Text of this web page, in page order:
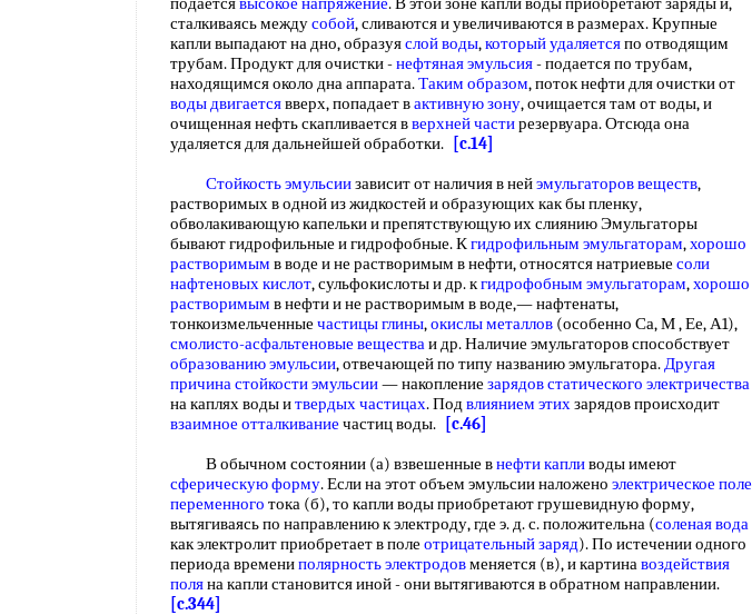
сталкиваясь междусобой, сливаются и увеличиваются в размерах. Крупные
капли выпадают на дно, образуяслой воды,который удаляетсяпо отводящим
трубам. Продукт для очистки -нефтяная эмульсия- подается по трубам,
находящимся около дна аппарата.Таким образом, поток нефти для очистки от
воды двигаетсявверх, попадает вактивную зону, очищается там от воды, и
очищенная нефть скапливается вверхней частирезервуара. Отсюда она
удаляется для дальнейшей обработки.
[c.14]
Стойкость эмульсиизависит от наличия в нейэмульгаторов веществ,
растворимых в одной из жидкостей и образующих как бы пленку,
обволакивающую капельки и препятствующую их слиянию Эмульгаторы
бывают гидрофильные и гидрофобные. Кгидрофильным эмульгаторам,хорошо
растворимым в воде и не растворимым в нефти, относятся натриевые соли
нафтеновых кислот, сульфокислоты и др. кгидрофобным эмульгаторам,хорошо
растворимым в нефти и не растворимым в воде,— нафтенаты,
тонкоизмельченные частицы глины,окислы металлов (особенно Са, М , Ее, А1),
смолисто-асфальтеновые веществаи др. Наличие эмульгаторов способствует
образованию эмульсии, отвечающей по типу названию эмульгатора.Другая
причинастойкости эмульсии— накопление зарядов статического электричества
на каплях воды итвердых частицах. Подвлиянием этихзарядов происходит
взаимное отталкивание частиц воды.
[c.46]
В обычном состоянии (а) взвешенные внефти капливоды имеют
сферическую форму. Если на этот объем эмульсии наложено электрическое поле
переменного тока (б), то капли воды приобретают грушевидную форму,
вытягиваясь по направлению к электроду, где э. д. с. положительна (соленая вода
как электролит приобретает в поле отрицательный заряд). По истечении одного
периода времениполярность электродовменяется (в), и картинавоздействия
поляна капли становится иной - они вытягиваются в обратном направлении.
[c.344]